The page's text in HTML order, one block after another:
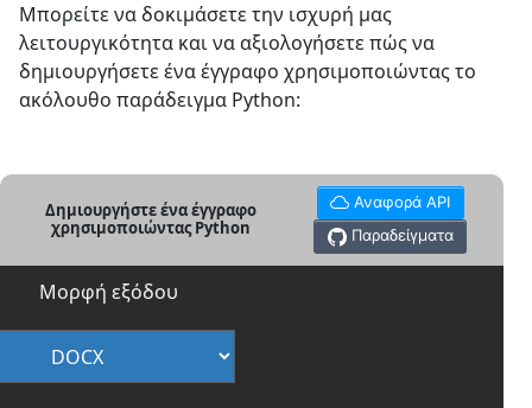
Μπορείτε να δοκιμάσετε την ισχυρή μας
λειτουργικότητα και να αξιολογήσετε πώς να
δημιουργήσετε ένα έγγραφο χρησιμοποιώντας το
ακόλουθο παράδειγμα Python:
Δημιουργήστε ένα έγγραφο
χρησιμοποιώντας Python
Αναφορά API
Παραδείγματα
Μορφή εξόδου